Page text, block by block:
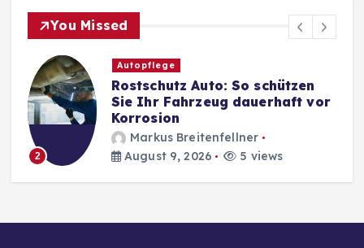
You Missed
2
Autopflege
Rostschutz Auto: So schützen
Sie Ihr Fahrzeug dauerhaft vor
Korrosion
Markus Breitenfellner
August 9, 2026
5 views